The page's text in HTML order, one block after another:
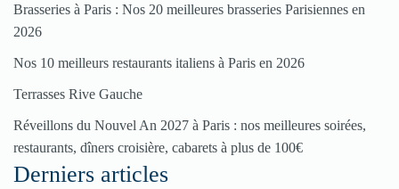
enregistrer
restaurant
ici
Brasseries à Paris : Nos 20 meilleures brasseries Parisiennes en
2026
Nos 10 meilleurs restaurants italiens à Paris en 2026
Terrasses Rive Gauche
Réveillons du Nouvel An 2027 à Paris : nos meilleures soirées,
restaurants, dîners croisière, cabarets à plus de 100€
Derniers articles